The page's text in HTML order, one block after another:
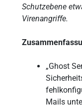
Schutzebene
Virenangriffe.
„Ghost
Mails